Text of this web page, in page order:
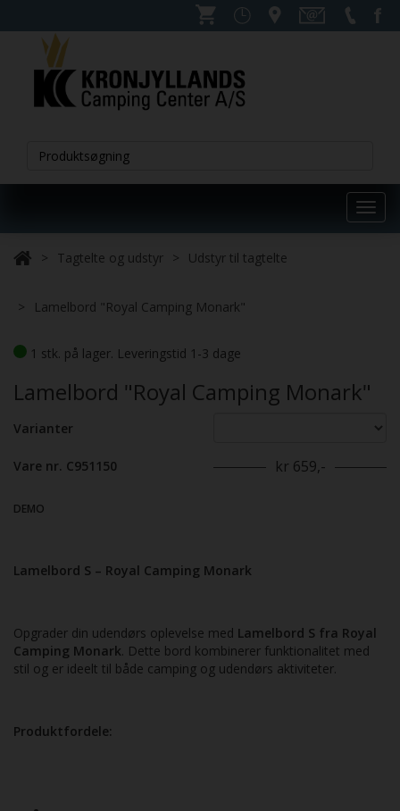
Tagtelte og udstyr Udstyr til tagtelte
Lamelbord "Royal Camping Monark"
1 stk. på lager. Leveringstid 1-3 dage
Lamelbord "Royal Camping Monark"
Varianter
Vare nr. C951150 kr 659,-
DEMO
Lamelbord S – Royal Camping Monark
Opgrader din udendørs oplevelse med Lamelbord S fra Royal
Camping Monark. Dette bord kombinerer funktionalitet med
stil og er ideelt til både camping og udendørs aktiviteter.
Produktfordele: